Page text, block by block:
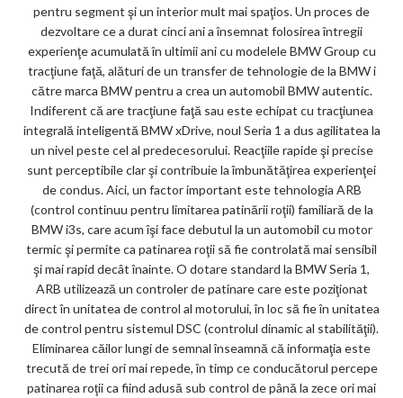
pentru segment şi un interior mult mai spaţios. Un proces de
dezvoltare ce a durat cinci ani a însemnat folosirea întregii
experienţe acumulată în ultimii ani cu modelele BMW Group cu
tracţiune faţă, alături de un transfer de tehnologie de la BMW i
către marca BMW pentru a crea un automobil BMW autentic.
Indiferent că are tracţiune faţă sau este echipat cu tracţiunea
integrală inteligentă BMW xDrive, noul Seria 1 a dus agilitatea la
un nivel peste cel al predecesorului. Reacţiile rapide şi precise
sunt perceptibile clar şi contribuie la îmbunătăţirea experienţei
de condus. Aici, un factor important este tehnologia ARB
(control continuu pentru limitarea patinării roţii) familiară de la
BMW i3s, care acum îşi face debutul la un automobil cu motor
termic şi permite ca patinarea roţii să fie controlată mai sensibil
şi mai rapid decât înainte. O dotare standard la BMW Seria 1,
ARB utilizează un controler de patinare care este poziţionat
direct în unitatea de control al motorului, în loc să fie în unitatea
de control pentru sistemul DSC (controlul dinamic al stabilităţii).
Eliminarea căilor lungi de semnal înseamnă că informaţia este
trecută de trei ori mai repede, în timp ce conducătorul percepe
patinarea roţii ca fiind adusă sub control de până la zece ori mai